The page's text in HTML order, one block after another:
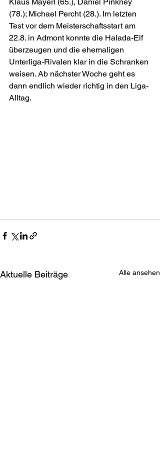
(78.); Michael Percht (28.). Im letzten
Test vor dem Meisterschaftsstart am
22.8. in Admont konnte die Halada-Elf
überzeugen und die ehemaligen
Unterliga-Rivalen klar in die Schranken
weisen. Ab nächster Woche geht es
dann endlich wieder richtig in den Liga-
Alltag.
Aktuelle Beiträge Alle ansehen